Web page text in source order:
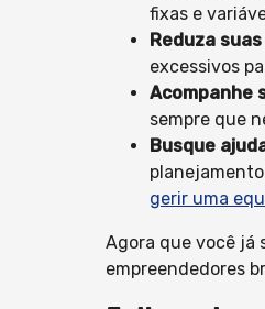
fixas e
Reduza
excessivos
Acompanhe
sempre que
Busque
gerir uma
Agora que você já
empreendedores